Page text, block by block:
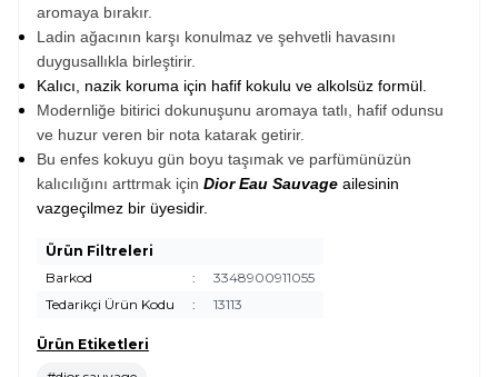
aromaya bırakır.
Ladin ağacının karşı konulmaz ve şehvetli havasını
duygusallıkla birleştirir.
Kalıcı, nazik koruma için hafif kokulu ve alkolsüz formül.
Modernliğe bitirici dokunuşunu aromaya tatlı, hafif odunsu
ve huzur veren bir nota katarak getirir.
Bu enfes kokuyu gün boyu taşımak ve parfümünüzün
kalıcılığını arttrmak için Dior Eau Sauvage ailesinin
vazgeçilmez bir üyesidir.
Ürün Filtreleri
Barkod
:
3348900911055
Tedarikçi Ürün Kodu
: 13113
Ürün Etiketleri